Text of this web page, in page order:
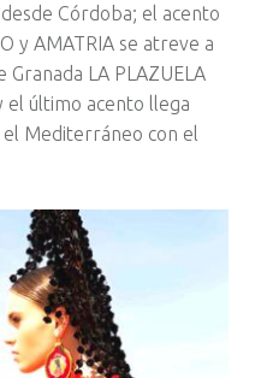
Córdoba; el acento
y AMATRIA se atreve a
LA PLAZUELA
el último acento llega
Mediterráneo con el